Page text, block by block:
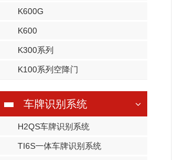
K600G
K600
K300系列
K100系列空降门
车牌识别系统
H2QS车牌识别系统
TI6S一体车牌识别系统